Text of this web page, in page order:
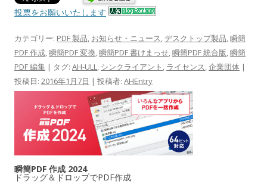
投票をお願いいたします
カテゴリー: PDF 製品, お知らせ・ニュース, デスクトップ製品,瞬簡
PDF 作成,瞬簡PDF 変換,瞬簡PDF 書けまっせ,瞬簡PDF 統合版,瞬簡
PDF 編集 | タグ: AH-ULL, シンクライアント , ライセンス,企業団体 |
投稿日: 2016年1月7日 | 投稿者: AHEntry
瞬簡PDF 作成 2024
ドラッグ＆ドロップでPDF作成